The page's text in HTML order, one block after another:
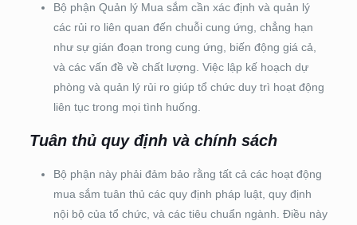
Bộ phận Quản lý Mua sắm cần xác định và quản lý
các rủi ro liên quan đến chuỗi cung ứng, chẳng hạn
như sự gián đoạn trong cung ứng, biến động giá cả,
và các vấn đề về chất lượng. Việc lập kế hoạch dự
phòng và quản lý rủi ro giúp tổ chức duy trì hoạt động
liên tục trong mọi tình huống.
Tuân thủ quy định và chính sách
Bộ phận này phải đảm bảo rằng tất cả các hoạt động
mua sắm tuân thủ các quy định pháp luật, quy định
nội bộ của tổ chức, và các tiêu chuẩn ngành. Điều này